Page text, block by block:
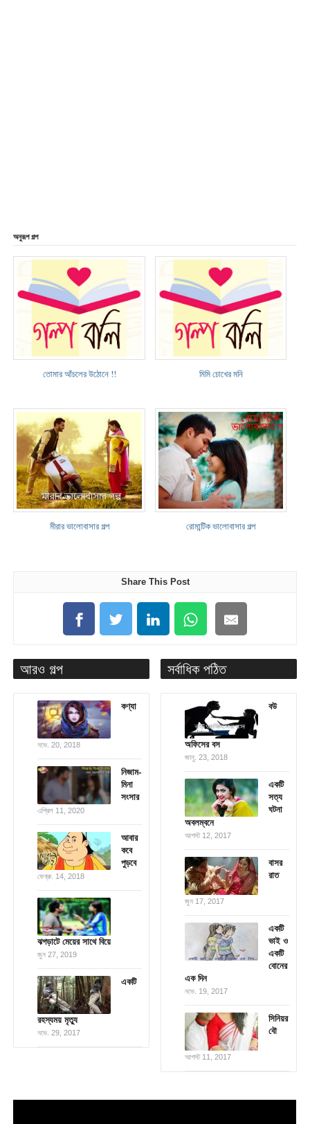
অনুরূপ গল্প
তোমার আঁচলের উঠোনে !! মিমি চোখের মনি
মীরার ভালোবাসার গল্প রোমান্টিক ভালোবাসার গল্প
Share This Post
আরও গল্প
কণ্যা
নভে. 20, 2018
নিজাম-
মিনা
সংসার
এপ্রিল 11, 2020
আবার
কবে
পুড়বে
ফেব্রু. 14, 2018
ঝগড়াটে মেয়ের সাথে বিয়ে
জুন 27, 2019
একটি
রহস্যময় মৃত্যু
নভে. 29, 2017
সর্বাধিক পঠিত
বউ
অফিসের বস
জানু. 23, 2018
একটি
সত্য
ঘটনা
অবলম্বনে
আগস্ট 12, 2017
বাসর
রাত
জুন 17, 2017
একটি
ভাই ও
একটি
বোনের
এক দিন
নভে. 19, 2017
সিনিয়র
বৌ
আগস্ট 11, 2017